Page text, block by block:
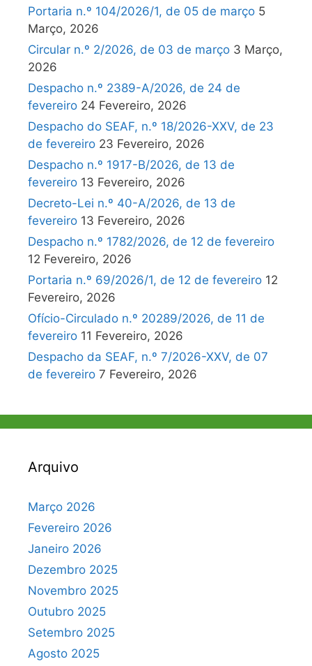
Portaria n.º 104/2026/1, de 05 de março 5
Março, 2026
Circular n.º 2/2026, de 03 de março 3 Março,
2026
Despacho n.º 2389-A/2026, de 24 de
fevereiro 24 Fevereiro, 2026
Despacho do SEAF, n.º 18/2026-XXV, de 23
de fevereiro 23 Fevereiro, 2026
Despacho n.º 1917-B/2026, de 13 de
fevereiro 13 Fevereiro, 2026
Decreto-Lei n.º 40-A/2026, de 13 de
fevereiro 13 Fevereiro, 2026
Despacho n.º 1782/2026, de 12 de fevereiro
12 Fevereiro, 2026
Portaria n.º 69/2026/1, de 12 de fevereiro 12
Fevereiro, 2026
Ofício-Circulado n.º 20289/2026, de 11 de
fevereiro 11 Fevereiro, 2026
Despacho da SEAF, n.º 7/2026-XXV, de 07
de fevereiro 7 Fevereiro, 2026
Arquivo
Março 2026
Fevereiro 2026
Janeiro 2026
Dezembro 2025
Novembro 2025
Outubro 2025
Setembro 2025
Agosto 2025